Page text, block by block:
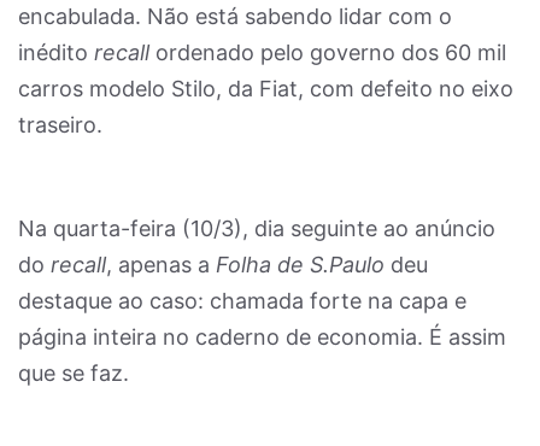
encabulada. Não está sabendo lidar com o
inédito recall ordenado pelo governo dos 60 mil
carros modelo Stilo, da Fiat, com defeito no eixo
traseiro.
Na quarta-feira (10/3), dia seguinte ao anúncio
do recall, apenas a Folha de S.Paulo deu
destaque ao caso: chamada forte na capa e
página inteira no caderno de economia. É assim
que se faz.